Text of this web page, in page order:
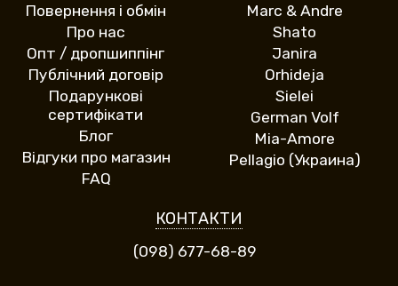
Повернення і обмін
Про нас
Опт / дропшиппінг
Публічний договір
Подарункові
сертифікати
Блог
Відгуки про магазин
FAQ
Marc & Andre
Shato
Janira
Orhideja
Sielei
German Volf
Mia-Amore
Pellagio (Украина)
КОНТАКТИ
(098) 677-68-89